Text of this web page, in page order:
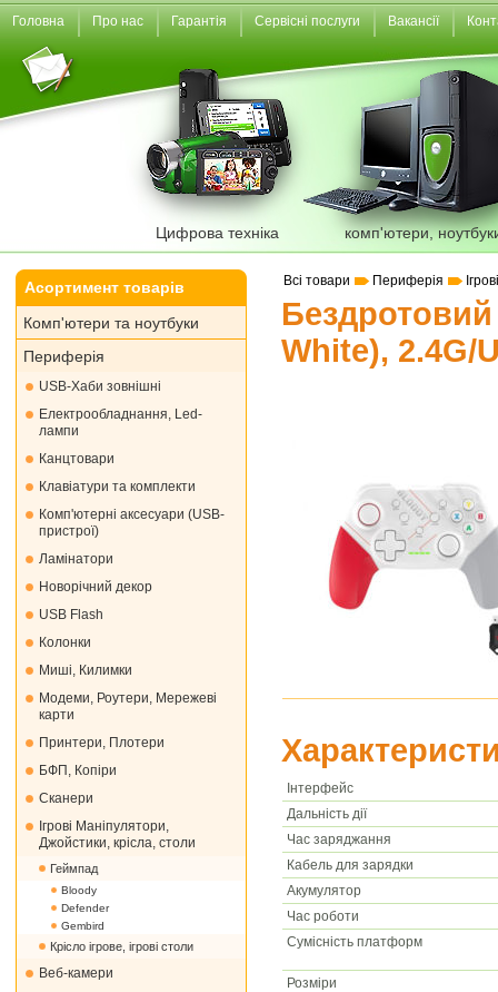
Головна Про нас Гарантія Сервісні послуги Вакансії
Цифрова техніка комп'ютери,
Асортимент товарів
Комп'ютери та ноутбуки
Периферія
USB-Хаби зовнішні
Електрообладнання, Led-
лампи
Канцтовари
Клавіатури та комплекти
Комп'ютерні аксесуари (USB-
пристрої)
Ламінатори
Новорічний декор
USB Flash
Колонки
Миші, Килимки
Модеми, Роутери, Мережеві
карти
Принтери, Плотери
БФП, Копіри
Сканери
Ігрові Маніпулятори,
Джойстики, крісла, столи
Геймпад
Bloody
Defender
Gembird
Крісло ігрове, ігрові столи
Веб-камери
Всі товари Периферія
White), 2.4G/
Інтерфейс
Дальність дії
Час заряджання
Кабель для зарядки
Акумулятор
Час роботи
Сумісність платформ
Розміри